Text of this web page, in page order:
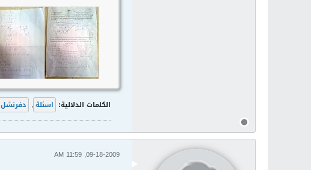
الكلمات الدلالية: اسئلة , دفرنشل
09-18-2009, 11:59 AM